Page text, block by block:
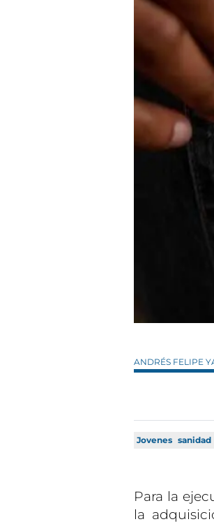
ANDRÉS FELIPE
Jovenes sanidad
Para la
la